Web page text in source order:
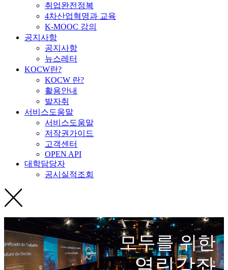
취업완전정복
4차산업혁명과 교육
K-MOOC 강의
공지사항
공지사항
뉴스레터
KOCW란?
KOCW 란?
활용안내
발자취
서비스도움말
서비스도움말
저작권가이드
고객센터
OPEN API
대학담당자
공시실적조회
모두를 위한